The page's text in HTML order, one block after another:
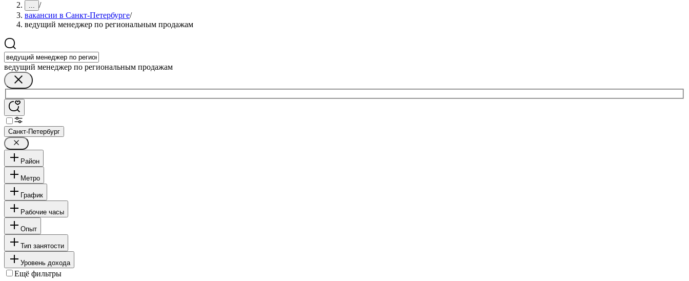
... /
вакансии в Санкт-Петербурге/
ведущий менеджер по региональным продажам
ведущий менеджер по региональным продажам
Санкт-Петербург
Район
Метро
График
Рабочие часы
Опыт
Тип занятости
Уровень дохода
Ещё фильтры